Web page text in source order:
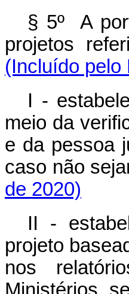
§ 5º A
projetos
(Incluído pelo
I -
meio da
e da pessoa
caso não
de 2020)
II -
projeto
nos